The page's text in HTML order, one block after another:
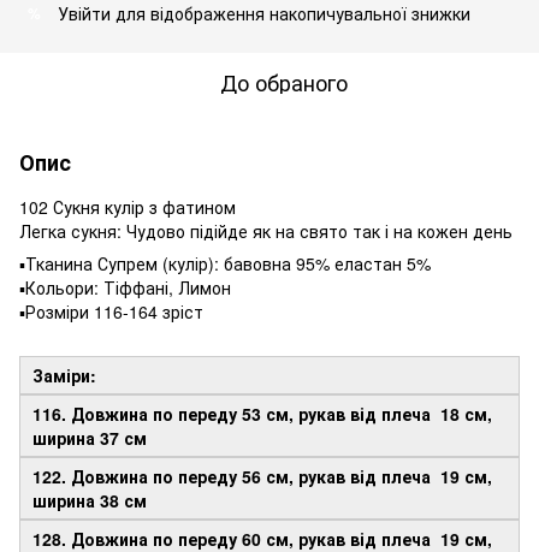
Увійти для відображення накопичувальної знижки
До обраного
Опис
102 Сукня кулір з фатином
Легка сукня: Чудово підійде як на свято так і на кожен день
▪️Тканина Супрем (кулір): бавовна 95% еластан 5%
▪️Кольори: Тіффані, Лимон
▪️Розміри 116-164 зріст
Заміри:
116. Довжина по переду 53 см, рукав від плеча 18 см,
ширина 37 см
122. Довжина по переду 56 см, рукав від плеча 19 см,
ширина 38 см
128. Довжина по переду 60 см, рукав від плеча 19 см,